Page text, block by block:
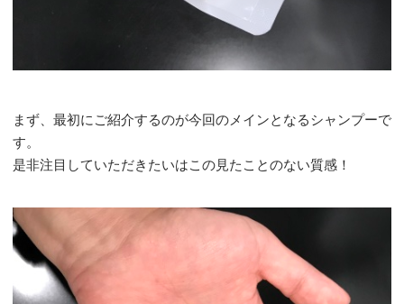
まず、最初にご紹介するのが今回のメインとなるシャンプーで
す。
是非注目していただきたいはこの見たことのない質感！